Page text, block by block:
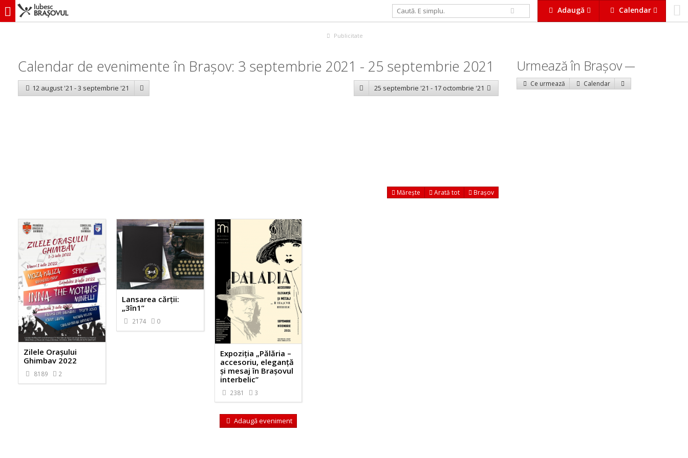
Adaugă Calendar
iubescbraşovul.ro
Publicitate
Calendar de evenimente în Brașov: 3 septembrie 2021 - 25 septembrie 2021
12 august '21 - 3 septembrie '21 25 septembrie '21 - 17 octombrie '21
Mărește Arată tot Brașov
Zilele Orașului
Ghimbav 2022
8189 2
Lansarea cărții:
„3în1”
2174 0
Expoziția „Pălăria –
accesoriu, eleganță
și mesaj în Brașovul
interbelic”
2381 3
Adaugă eveniment
Urmează în Braşov
Ce urmează Calendar